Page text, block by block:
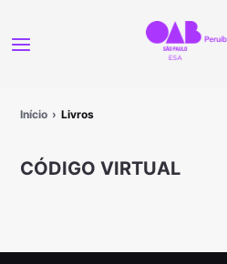
Início Livros
CÓDIGO VIRTUAL